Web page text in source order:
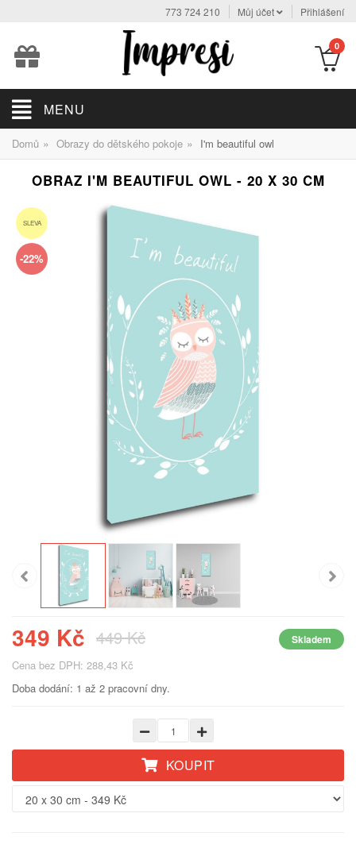
773 724 210 Můj účet Přihlášení
0
MENU
Domů » Obrazy do dětského pokoje » I'm beautiful owl
OBRAZ I'M BEAUTIFUL OWL - 20 X 30 CM
SLEVA
-22%
349 Kč 449 Kč Skladem
Cena bez DPH: 288,43 Kč
Doba dodání: 1 až 2 pracovní dny.
KOUPIT